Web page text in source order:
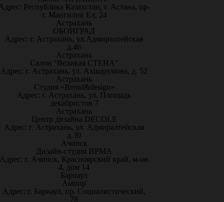
Республика Казахстан, г. Астана, пр-
т. Мангилик Ел, 24
Астрахань
ОБОИГРАД
Адрес: г. Астрахань, ул.Адмиралтейская
д.46
Астрахань
Салон "Великая СТЕНА"
Адрес: г. Астрахань, ул. Ахшарумова, д. 52
Астрахань
Студия «Brend&design»
Адрес: г. Астрахань, ул. Площадь
декабристов 7
Астрахань
Центр дизайна DECOLE
Адрес: г. Астрахань, ул. Адмиралтейская
д.30
Ачинск
Дизайн-студия ИРМА
Адрес: г. Ачинск, Красноярский край, м-он
4, дом 14
Барнаул
Ампир
Адрес: г. Барнаул, пр. Социалистический,
78